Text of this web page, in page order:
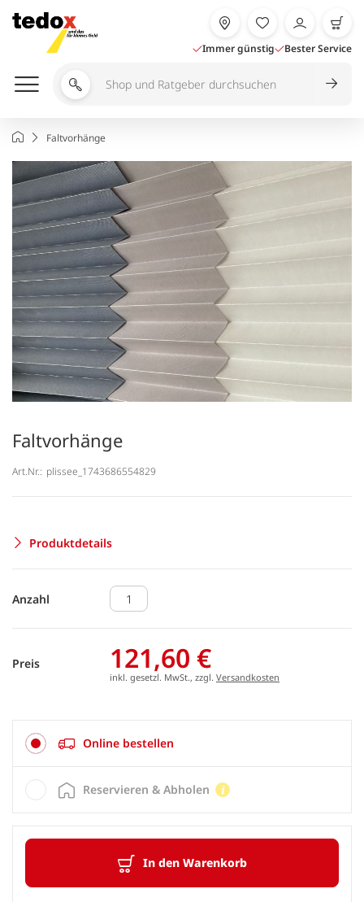
Inhalt
springen
Immer günstig Bester Service
Shop
durchsuchen
StartseiteFaltvorhänge
Faltvorhänge
Art.Nr.: plissee_1743686554829
Produktdetails
Anzahl
Preis 121,60 €
inkl. gesetzl. MwSt., zzgl. Versandkosten
Online bestellen
In den Warenkorb
Reservieren & Abholen